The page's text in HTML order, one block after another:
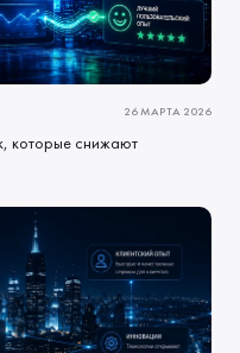
26 МАРТА 2026
которые снижают